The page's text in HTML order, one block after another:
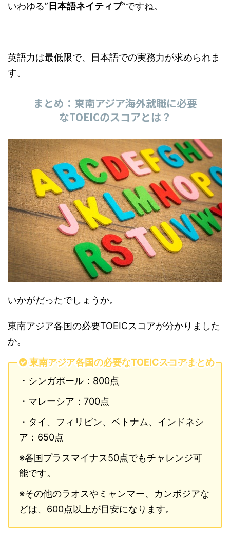
いわゆる” 日本語ネイティブ”ですね。
英語力は最低限で、日本語での実務力が求められま
す。
まとめ：東南アジア海外就職に必要
なTOEICのスコアとは？
いかがだったでしょうか。
東南アジア各国の必要TOEICスコアが分かりました
か。
東南アジア各国の必要なTOEICスコアまとめ
・シンガポール：800点
・マレーシア：700点
・タイ、フィリピン、ベトナム、インドネシ
ア：650点
※各国プラスマイナス50点でもチャレンジ可
能です。
※その他のラオスやミャンマー、カンボジアな
どは、600点以上が目安になります。